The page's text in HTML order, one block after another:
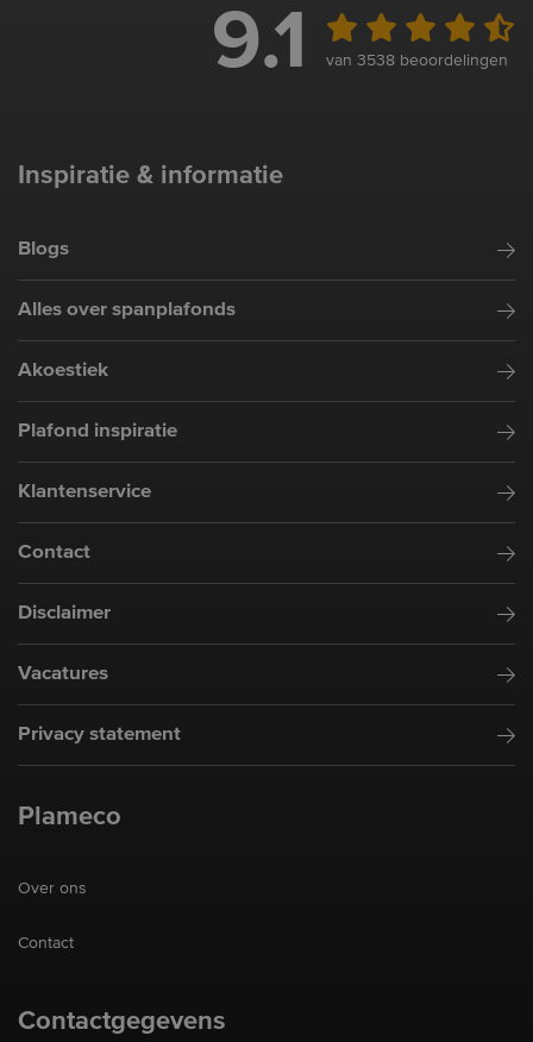
9.1 van 3538 beoordelingen
Inspiratie & informatie
Blogs
Alles over spanplafonds
Akoestiek
Plafond inspiratie
Klantenservice
Contact
Disclaimer
Vacatures
Privacy statement
Plameco
Over ons
Contact
Contactgegevens